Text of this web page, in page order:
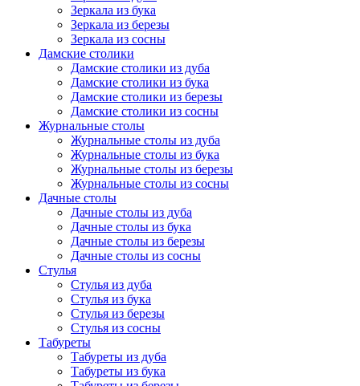
Зеркала из бука
Зеркала из березы
Зеркала из сосны
Дамские столики
Дамские столики из дуба
Дамские столики из бука
Дамские столики из березы
Дамские столики из сосны
Журнальные столы
Журнальные столы из дуба
Журнальные столы из бука
Журнальные столы из березы
Журнальные столы из сосны
Дачные столы
Дачные столы из дуба
Дачные столы из бука
Дачные столы из березы
Дачные столы из сосны
Стулья
Стулья из дуба
Стулья из бука
Стулья из березы
Стулья из сосны
Табуреты
Табуреты из дуба
Табуреты из бука